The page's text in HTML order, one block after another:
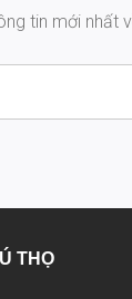
tin mới nhất
THỌ